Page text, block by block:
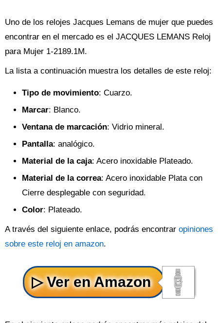
Uno de los relojes Jacques Lemans de mujer que puedes
encontrar en el mercado es el JACQUES LEMANS Reloj
para Mujer 1-2189.1M.
La lista a continuación muestra los detalles de este reloj:
Tipo de movimiento: Cuarzo.
Marcar: Blanco.
Ventana de marcación: Vidrio mineral.
Pantalla: analógico.
Material de la caja: Acero inoxidable Plateado.
Material de la correa: Acero inoxidable Plata con
Cierre desplegable con seguridad.
Color: Plateado.
A través del siguiente enlace, podrás encontrar opiniones
sobre este reloj en amazon.